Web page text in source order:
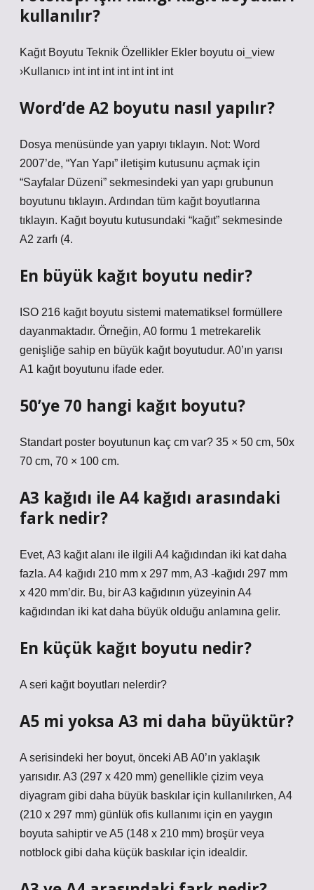
kullanılır?
Kağıt Boyutu Teknik Özellikler Ekler boyutu oi_view
›Kullanıcı› int int int int int int int
Word’de A2 boyutu nasıl yapılır?
Dosya menüsünde yan yapıyı tıklayın. Not: Word
2007’de, “Yan Yapı” iletişim kutusunu açmak için
“Sayfalar Düzeni” sekmesindeki yan yapı grubunun
boyutunu tıklayın. Ardından tüm kağıt boyutlarına
tıklayın. Kağıt boyutu kutusundaki “kağıt” sekmesinde
A2 zarfı (4.
En büyük kağıt boyutu nedir?
ISO 216 kağıt boyutu sistemi matematiksel formüllere
dayanmaktadır. Örneğin, A0 formu 1 metrekarelik
genişliğe sahip en büyük kağıt boyutudur. A0’ın yarısı
A1 kağıt boyutunu ifade eder.
50’ye 70 hangi kağıt boyutu?
Standart poster boyutunun kaç cm var? 35 × 50 cm, 50x
70 cm, 70 × 100 cm.
A3 kağıdı ile A4 kağıdı arasındaki
fark nedir?
Evet, A3 kağıt alanı ile ilgili A4 kağıdından iki kat daha
fazla. A4 kağıdı 210 mm x 297 mm, A3 -kağıdı 297 mm
x 420 mm’dir. Bu, bir A3 kağıdının yüzeyinin A4
kağıdından iki kat daha büyük olduğu anlamına gelir.
En küçük kağıt boyutu nedir?
A seri kağıt boyutları nelerdir?
A5 mi yoksa A3 mi daha büyüktür?
A serisindeki her boyut, önceki AB A0’ın yaklaşık
yarısıdır. A3 (297 x 420 mm) genellikle çizim veya
diyagram gibi daha büyük baskılar için kullanılırken, A4
(210 x 297 mm) günlük ofis kullanımı için en yaygın
boyuta sahiptir ve A5 (148 x 210 mm) broşür veya
notblock gibi daha küçük baskılar için idealdir.